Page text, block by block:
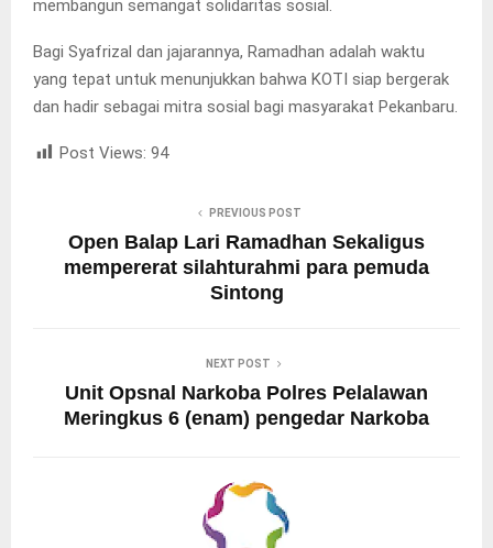
membangun semangat solidaritas sosial.
Bagi Syafrizal dan jajarannya, Ramadhan adalah waktu
yang tepat untuk menunjukkan bahwa KOTI siap bergerak
dan hadir sebagai mitra sosial bagi masyarakat Pekanbaru.
Post Views: 94
PREVIOUS POST
Open Balap Lari Ramadhan Sekaligus
mempererat silahturahmi para pemuda
Sintong
NEXT POST
Unit Opsnal Narkoba Polres Pelalawan
Meringkus 6 (enam) pengedar Narkoba